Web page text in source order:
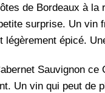
de Bordeaux à la
surprise. Un vin
épicé.
Sauvignon ce
Un vin qui peut de